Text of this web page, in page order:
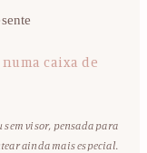
caixa de
sem visor, pensada para
ainda mais especial.